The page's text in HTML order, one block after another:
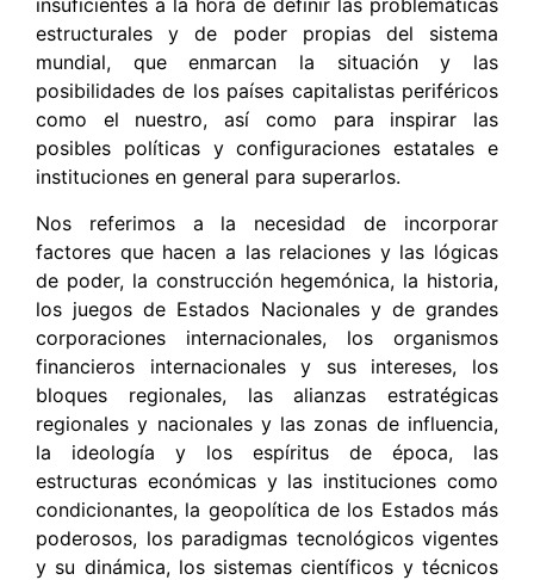
insuficientes a la hora de definir las problemáticas
estructurales y de poder propias del sistema
mundial, que enmarcan la situación y las
posibilidades de los países capitalistas periféricos
como el nuestro, así como para inspirar las
posibles políticas y configuraciones estatales e
instituciones en general para superarlos.
Nos referimos a la necesidad de incorporar
factores que hacen a las relaciones y las lógicas
de poder, la construcción hegemónica, la historia,
los juegos de Estados Nacionales y de grandes
corporaciones internacionales, los organismos
financieros internacionales y sus intereses, los
bloques regionales, las alianzas estratégicas
regionales y nacionales y las zonas de influencia,
la ideología y los espíritus de época, las
estructuras económicas y las instituciones como
condicionantes, la geopolítica de los Estados más
poderosos, los paradigmas tecnológicos vigentes
y su dinámica, los sistemas científicos y técnicos